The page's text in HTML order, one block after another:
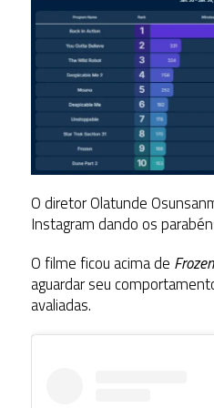
O diretor Olatunde
Instagram dando os
O filme ficou acima de Frozen
aguardar seu
avaliadas.